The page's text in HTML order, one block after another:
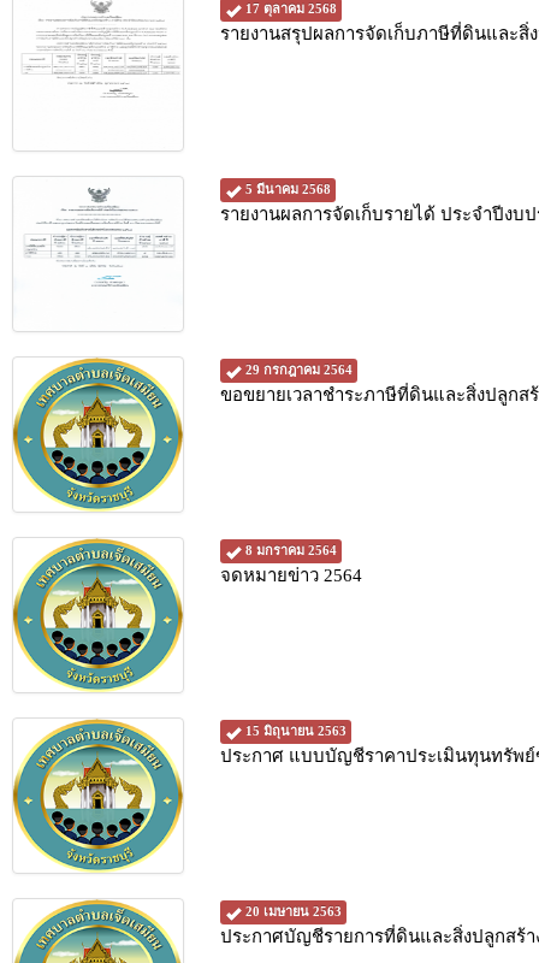
17 ตุลาคม 2568
รายงานสรุปผลการจัดเก็บภาษีที่ดินและ
5 มีนาคม 2568
รายงานผลการจัดเก็บรายได้ ประจำปีงบ
29 กรกฎาคม 2564
ขอขยายเวลาชำระภาษีที่ดินและสิ่งปลูกส
8 มกราคม 2564
จดหมายข่าว 2564
15 มิถุนายน 2563
ประกาศ แบบบัญชีราคาประเมินทุนทรัพ
20 เมษายน 2563
ประกาศบัญชีรายการที่ดินและสิ่งปลูกสร้า